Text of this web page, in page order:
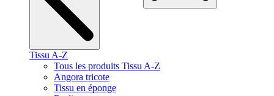
Tissu A-Z
Tous les produits Tissu A-Z
Angora tricote
Tissu en éponge